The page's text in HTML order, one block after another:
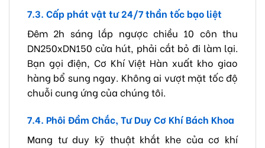
7.3. Cấp phát vật tư 24/7 thần tốc bạo liệt
Đêm 2h sáng lắp ngược chiều 10 côn thu
DN250xDN150 cửa hút, phải cắt bỏ đi làm lại.
Bạn gọi điện, Cơ Khí Việt Hàn xuất kho giao
hàng bổ sung ngay. Không ai vượt mặt tốc độ
chuỗi cung ứng của chúng tôi.
7.4. Phôi Đầm Chắc, Tư Duy Cơ Khí Bách Khoa
Mang tư duy kỹ thuật khắt khe của cơ khí